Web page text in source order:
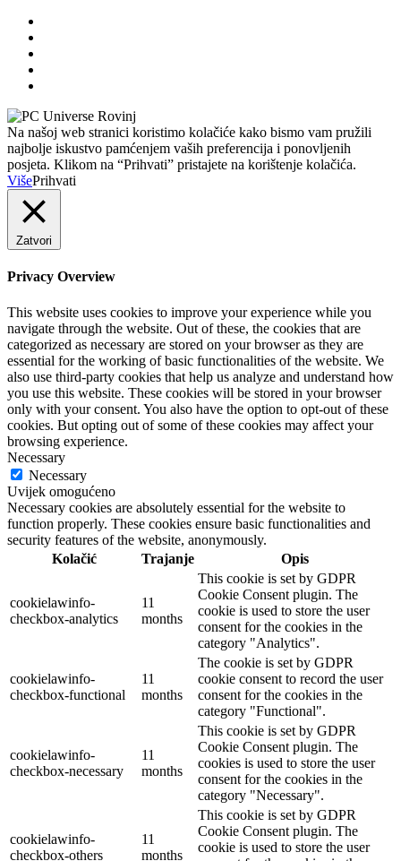
Na našoj web stranici koristimo kolačiće kako bismo vam pružili
najbolje iskustvo pamćenjem vaših preferencija i ponovljenih
posjeta. Klikom na “Prihvati” pristajete na korištenje kolačića.
VišePrihvati
Zatvori
Privacy Overview
This website uses cookies to improve your experience while you
navigate through the website. Out of these, the cookies that are
categorized as necessary are stored on your browser as they are
essential for the working of basic functionalities of the website. We
also use third-party cookies that help us analyze and understand how
you use this website. These cookies will be stored in your browser
only with your consent. You also have the option to opt-out of these
cookies. But opting out of some of these cookies may affect your
browsing experience.
Necessary
Necessary
Uvijek omogućeno
Necessary cookies are absolutely essential for the website to
function properly. These cookies ensure basic functionalities and
security features of the website, anonymously.
Kolačić
Trajanje Opis
cookielawinfo-
checkbox-analytics
11
months
This cookie is set by GDPR
Cookie Consent plugin. The
cookie is used to store the user
consent for the cookies in the
category "Analytics".
cookielawinfo-
checkbox-functional
11
months
The cookie is set by GDPR
cookie consent to record the user
consent for the cookies in the
category "Functional".
cookielawinfo-
checkbox-necessary
11
months
This cookie is set by GDPR
Cookie Consent plugin. The
cookies is used to store the user
consent for the cookies in the
category "Necessary".
cookielawinfo-
checkbox-others
11
months
This cookie is set by GDPR
Cookie Consent plugin. The
cookie is used to store the user